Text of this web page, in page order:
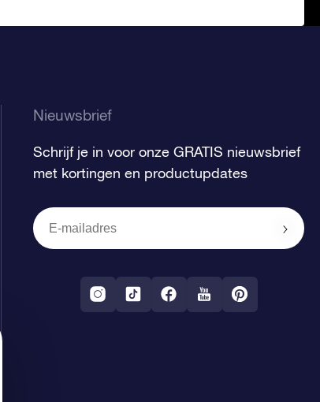
Nieuwsbrief
Schrijf je in voor onze GRATIS nieuwsbrief
met kortingen en productupdates